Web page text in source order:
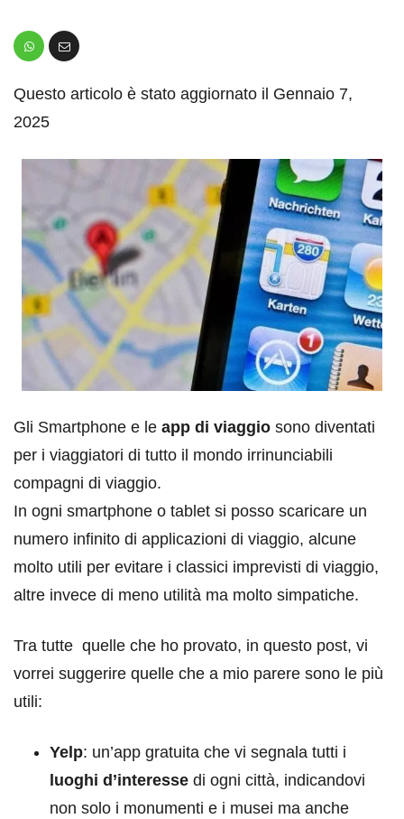
Questo articolo è stato aggiornato il Gennaio 7,
2025
Gli Smartphone e le app di viaggio sono diventati
per i viaggiatori di tutto il mondo irrinunciabili
compagni di viaggio.
In ogni smartphone o tablet si posso scaricare un
numero infinito di applicazioni di viaggio, alcune
molto utili per evitare i classici imprevisti di viaggio,
altre invece di meno utilità ma molto simpatiche.
Tra tutte quelle che ho provato, in questo post, vi
vorrei suggerire quelle che a mio parere sono le più
utili:
Yelp: un’app gratuita che vi segnala tutti i
luoghi d’interesse di ogni città, indicandovi
non solo i monumenti e i musei ma anche